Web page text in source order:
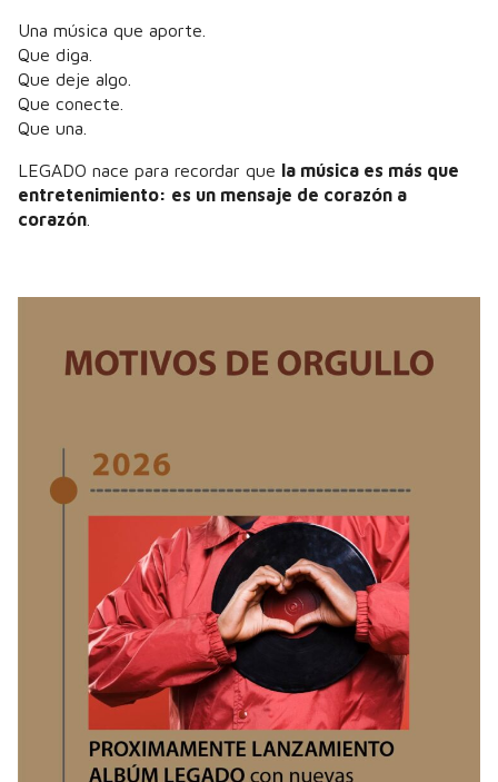
Una música que aporte.
Que diga.
Que deje algo.
Que conecte.
Que una.
LEGADO nace para recordar que la música es más que
entretenimiento: es un mensaje de corazón a
corazón